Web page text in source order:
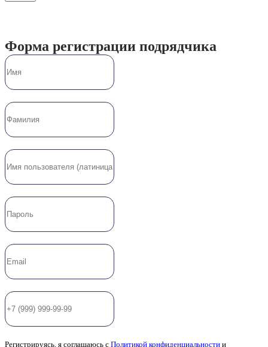
Форма регистрации подрядчика
Регистрируясь, я соглашаюсь с Политикой конфиденциальности и